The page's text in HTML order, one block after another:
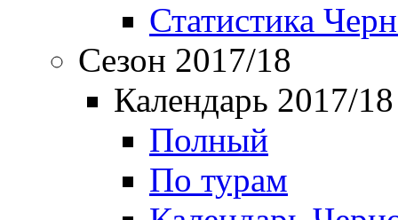
Статистика
Сезон 2017/18
Календарь 2017/18
Полный
По турам